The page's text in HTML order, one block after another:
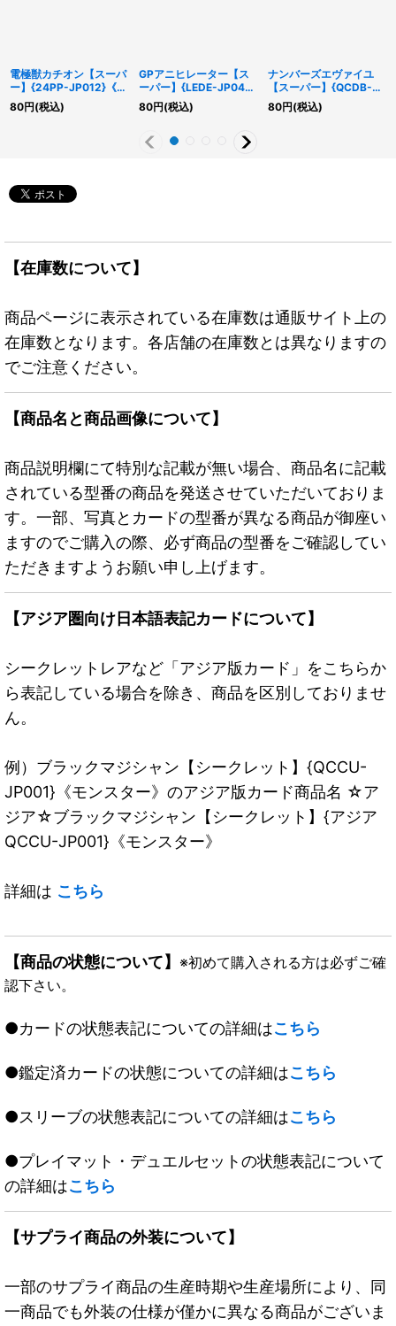
電極獣カチオン【スーパ
ー】{24PP-JP012}《モ
ンスター》
80円(税込)
GPアニヒレーター【ス
ーパー】{LEDE-JP041}
《シンクロ》
80円(税込)
ナンバーズエヴァイユ
【スーパー】{QCDB-
JP058}《魔法》
80円(税込)
【在庫数について】
商品ページに表示されている在庫数は通販サイト上の
在庫数となります。各店舗の在庫数とは異なりますの
でご注意ください。
【商品名と商品画像について】
商品説明欄にて特別な記載が無い場合、商品名に記載
されている型番の商品を発送させていただいておりま
す。一部、写真とカードの型番が異なる商品が御座い
ますのでご購入の際、必ず商品の型番をご確認してい
ただきますようお願い申し上げます。
【アジア圏向け日本語表記カードについて】
シークレットレアなど「アジア版カード」をこちらか
ら表記している場合を除き、商品を区別しておりませ
ん。
例）ブラックマジシャン【シークレット】{QCCU-
JP001}《モンスター》のアジア版カード商品名 ☆ア
ジア☆ブラックマジシャン【シークレット】{アジア
QCCU-JP001}《モンスター》
詳細は こちら
【商品の状態について】 ※初めて購入される方は必ずご確
認下さい。
●カードの状態表記についての詳細はこちら
●鑑定済カードの状態についての詳細はこちら
●スリーブの状態表記についての詳細はこちら
●プレイマット・デュエルセットの状態表記について
の詳細はこちら
【サプライ商品の外装について】
一部のサプライ商品の生産時期や生産場所により、同
一商品でも外装の仕様が僅かに異なる商品がございま